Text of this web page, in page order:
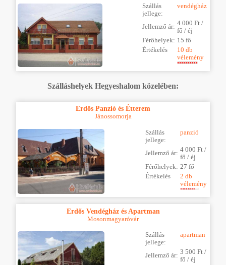
Szállás
jellege:
vendégház
Jellemző ár: 4 000 Ft /
fő / éj
Férőhelyek: 15 fő
Értékelés
10 db
vélemény
Szálláshelyek Hegyeshalom közelében:
Erdős Panzió és Étterem
Jánossomorja
Szállás
jellege:
panzió
Jellemző ár: 4 000 Ft /
fő / éj
Férőhelyek: 27 fő
Értékelés
2 db
vélemény
Erdős Vendégház és Apartman
Mosonmagyaróvár
Szállás
jellege:
apartman
Jellemző ár: 3 500 Ft /
fő / éj